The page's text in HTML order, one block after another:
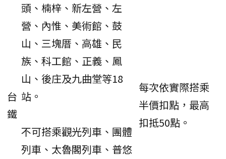
台
鐵
頭、楠梓、新左營、左
營、內惟、美術館、鼓
山、三塊厝、高雄、民
族、科工館、正義、鳳
山、後庄及九曲堂等18
站。
不可搭乘觀光列車、團體
列車、太魯閣列車、普悠
每次依實際搭乘
半價扣點，最高
扣抵50點。